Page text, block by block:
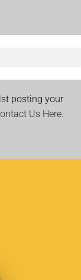
posting your
Us Here.